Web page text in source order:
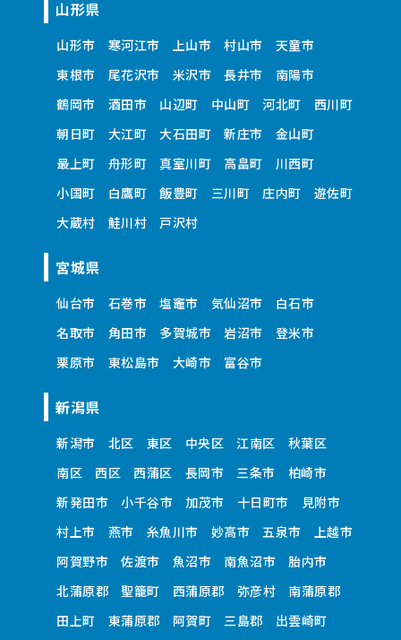
山形県
山形市 寒河江市 上山市 村山市
天童市
東根市
尾花沢市 米沢市 長井市
南陽市
鶴岡市
酒田市 山辺町 中山町 河北町
西川町
朝日町
大江町 大石田町 新庄市
金山町
最上町
舟形町 真室川町 高畠町
川西町
小国町
白鷹町 飯豊町 三川町 庄内町
遊佐町
大蔵村
鮭川村 戸沢村
宮城県
仙台市 石巻市 塩竈市 気仙沼市
白石市
名取市
角田市 多賀城市 岩沼市
登米市
栗原市
東松島市 大崎市 富谷市
新潟県
新潟市 北区 東区 中央区 江南区
秋葉区
南区
西区 西蒲区 長岡市 三条市
柏崎市
新発田市
小千谷市 加茂市 十日町市
見附市
村上市
燕市 糸魚川市 妙高市 五泉市
上越市
阿賀野市
佐渡市 魚沼市 南魚沼市
胎内市
北蒲原郡
聖籠町 西蒲原郡 弥彦村
南蒲原郡
田上町
東蒲原郡 阿賀町 三島郡 出雲崎町